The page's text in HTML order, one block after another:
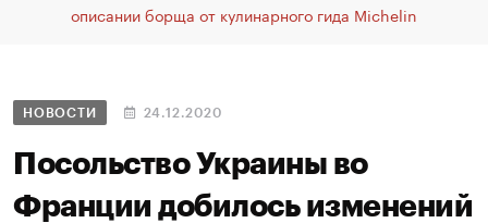
описании борща от кулинарного гида Michelin
НОВОСТИ 24.12.2020
Посольство Украины во
Франции добилось изменений